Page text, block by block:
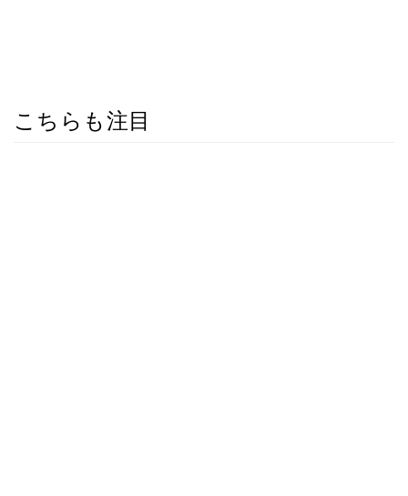
こちらも注目